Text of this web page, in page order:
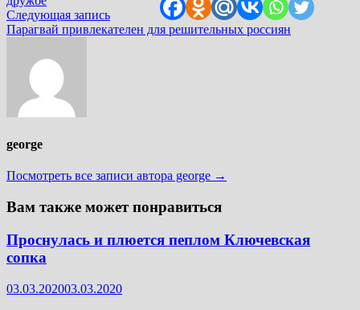
Следующая записьСледующая
запись:
Парагвай привлекателен для решительных россиян
george
Посмотреть все записи автора george →
Вам также может понравиться
Проснулась и плюется пеплом Ключевская
сопка
03.03.202003.03.2020